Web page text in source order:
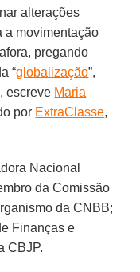
alterações
a movimentação
pregando
“globalização”,
escreve Maria
por ExtraClasse,
Nacional
da Comissão
da CNBB;
Finanças e
CBJP.